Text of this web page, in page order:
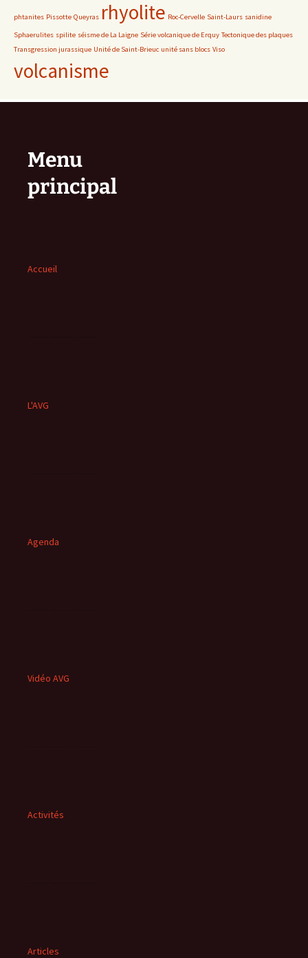
phtanites Pissotte Queyras rhyolite Roc-Cervelle Saint-Laurs sanidine
Sphaerulites spilite séisme de La Laigne Série volcanique de Erquy Tectonique des plaques
Transgression jurassique Unité de Saint-Brieuc unité sans blocs Viso
volcanisme
Menu
principal
Accueil
L'AVG
Agenda
Vidéo AVG
Activités
Articles